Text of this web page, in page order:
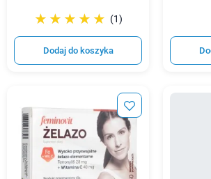
☆☆☆☆☆
★★★★★ (1)
Dodaj do koszyka